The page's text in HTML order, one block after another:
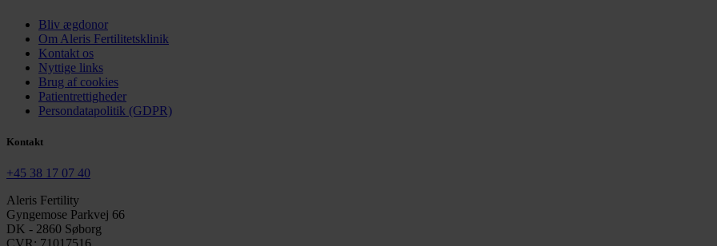
Bliv ægdonor
Om Aleris Fertilitetsklinik
Kontakt os
Nyttige links
Brug af cookies
Patientrettigheder
Persondatapolitik (GDPR)
Kontakt
+45 38 17 07 40
Aleris Fertility
Gyngemose Parkvej 66
DK - 2860 Søborg